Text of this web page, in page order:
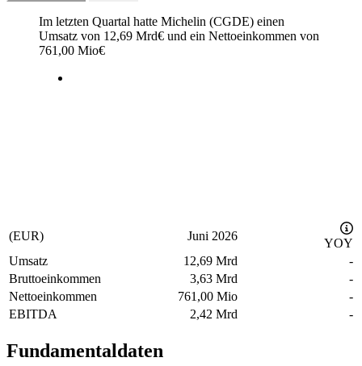
Im letzten Quartal hatte Michelin (CGDE) einen
Umsatz von 12,69 Mrd€ und ein Nettoeinkommen von
761,00 Mio€
(EUR) Juni 2026
YOY
Umsatz
12,69 Mrd
-
Bruttoeinkommen
3,63 Mrd
-
Nettoeinkommen
761,00 Mio
-
EBITDA
2,42 Mrd -
Fundamentaldaten